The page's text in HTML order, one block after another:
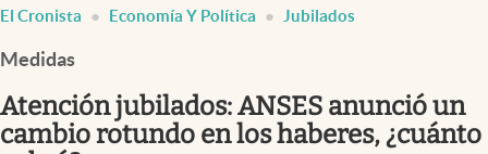
Uruguay
Finanzas y Mercados
Mercados Online
Negocios
Columnistas
El Cronista Economía Y Política Jubilados
Medidas
Atención jubilados: ANSES anunció un
cambio rotundo en los haberes, ¿cuánto